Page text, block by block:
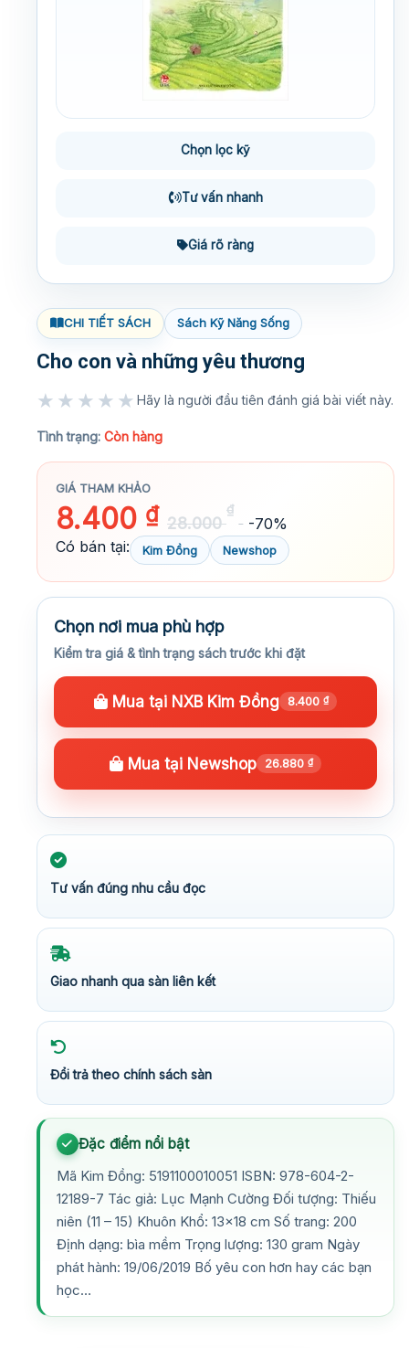
Chọn lọc kỹ
Tư vấn nhanh
Giá rõ ràng
CHI TIẾT SÁCH Sách Kỹ Năng Sống
Cho con và những yêu thương
★★★★★ Hãy là người đầu tiên đánh giá bài viết này.
Tình trạng: Còn hàng
GIÁ THAM KHẢO
8.400 ₫ 28.000
₫
-70%
Có bán tại:
Kim Đồng Newshop
Chọn nơi mua phù hợp
Kiểm tra giá & tình trạng sách trước khi đặt
Mua tại NXB Kim Đồng 8.400 ₫
Mua tại Newshop 26.880 ₫
Tư vấn đúng nhu cầu đọc
Giao nhanh qua sàn liên kết
Đổi trả theo chính sách sàn
Đặc điểm nổi bật
Mã Kim Đồng: 5191100010051 ISBN: 978-604-2-
12189-7 Tác giả: Lục Mạnh Cường Đối tượng: Thiếu
niên (11 – 15) Khuôn Khổ: 13×18 cm Số trang: 200
Định dạng: bìa mềm Trọng lượng: 130 gram Ngày
phát hành: 19/06/2019 Bố yêu con hơn hay các bạn
học…